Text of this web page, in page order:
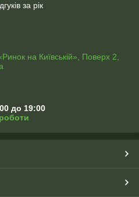
за рік
на Київській», Поверх 2,
до 19:00